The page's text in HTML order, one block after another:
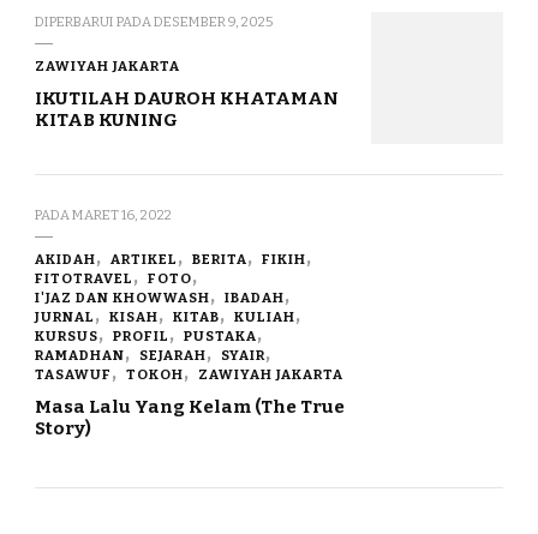
DIPERBARUI PADADESEMBER 9, 2025
ZAWIYAH JAKARTA
IKUTILAH DAUROH KHATAMAN
KITAB KUNING
PADAMARET 16, 2022
AKIDAH ARTIKEL BERITA
FIKIH
FITOTRAVEL
FOTO
I'JAZ DAN KHOWWASH
IBADAH
JURNAL
KISAH KITAB
KULIAH
KURSUS
PROFIL
PUSTAKA
RAMADHAN
SEJARAH
SYAIR
TASAWUF
TOKOH ZAWIYAH JAKARTA
Masa Lalu Yang Kelam (The True
Story)